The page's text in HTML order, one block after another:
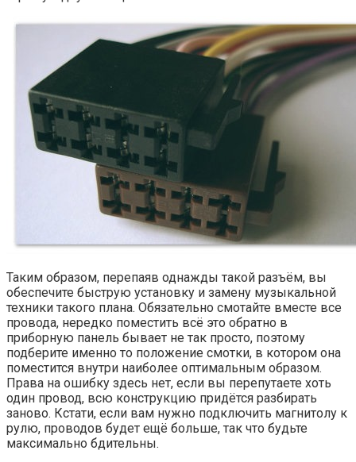
Таким образом, перепаяв однажды такой разъём, вы
обеспечите быструю установку и замену музыкальной
техники такого плана. Обязательно смотайте вместе все
провода, нередко поместить всё это обратно в
приборную панель бывает не так просто, поэтому
подберите именно то положение смотки, в котором она
поместится внутри наиболее оптимальным образом.
Права на ошибку здесь нет, если вы перепутаете хоть
один провод, всю конструкцию придётся разбирать
заново. Кстати, если вам нужно подключить магнитолу к
рулю, проводов будет ещё больше, так что будьте
максимально бдительны.